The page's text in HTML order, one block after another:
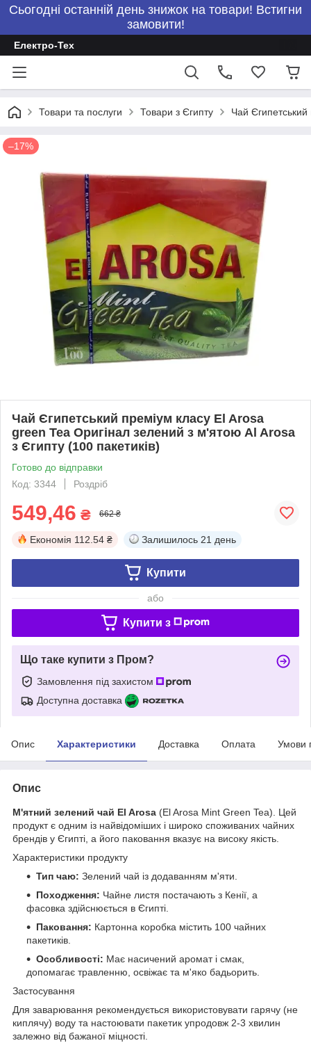
Сьогодні останній день знижок на товари! Встигни
замовити!
Електро-Тех
Товари та послуги Товари з Єгипту Чай
–17%
Чай Єгипетський преміум класу El Arosa
green Tea Оригінал зелений з м'ятою Al Arosa
з Єгипту (100 пакетиків)
Готово до відправки
Код: 3344
Роздріб
549,46 ₴ 662 ₴
Економія 112.54 ₴ Залишилось 21 день
Купити
або
Купити з
Що таке купити з Пром?
Замовлення під захистом
Доступна доставка
Опис Характеристики Доставка Оплата Умови
Опис
М'ятний зелений чай El Arosa (El Arosa Mint Green Tea). Цей
продукт є одним із найвідоміших і широко споживаних чайних
брендів у Єгипті, а його паковання вказує на високу якість.
Характеристики продукту
Тип чаю: Зелений чай із додаванням м'яти.
Походження: Чайне листя постачають з Кенії, а
фасовка здійснюється в Єгипті.
Паковання: Картонна коробка містить 100 чайних
пакетиків.
Особливості: Має насичений аромат і смак,
допомагає травленню, освіжає та м'яко бадьорить.
Застосування
Для заварювання рекомендується використовувати гарячу (не
киплячу) воду та настоювати пакетик упродовж 2-3 хвилин
залежно від бажаної міцності.